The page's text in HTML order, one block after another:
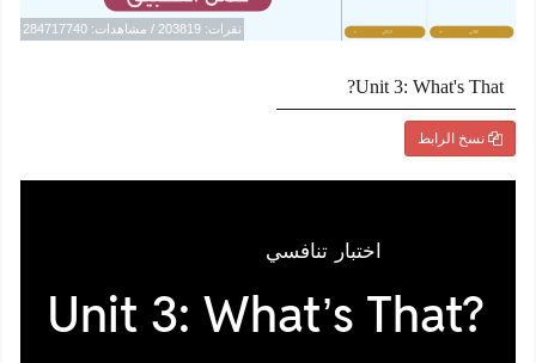
نقرات: 203819 / مشاهدات: 284717740
Unit 3: What's That?
نسخ الرابط